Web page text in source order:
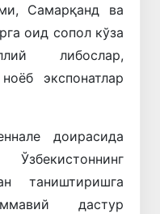
Самарқанд ва
оид сопол кўза
либослар,
экспонатлар
доирасида
таништиришга
дастур